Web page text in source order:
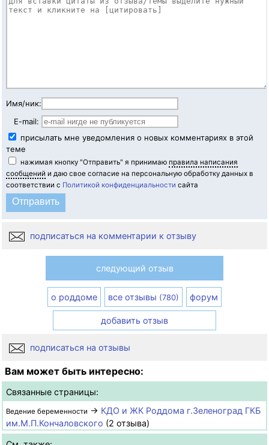
Имя/ник:
E-mail:
присылать мне уведомления о новых комментариях в этой
теме
нажимая кнопку "Отправить" я принимаю правила написания
сообщений и даю свое согласие на персональную обработку данных в
соответствии с Политикой конфиденциальности сайта
подписаться на комментарии к отзыву
следующий отзыв
о роддоме все отзывы (780) форум
добавить отзыв
подписаться на отзывы
Вам может быть интересно:
Связанные страницы:
Ведение беременности → КДО и ЖК Роддома г.Зеленоград ГКБ
им.М.П.Кончаловского (2 отзыва)